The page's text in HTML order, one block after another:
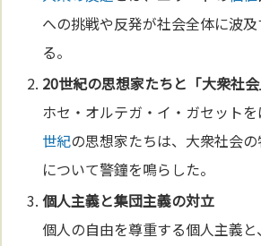
への挑戦や反発が社会全体に波
る。
20世紀の思想家たちと「大衆社会
ホセ・オルテガ・イ・ガセット
世紀の思想家たちは、大衆社会
について警鐘を鳴らした。
個人主義と集団主義の対立
個人の自由を尊重する個人主義